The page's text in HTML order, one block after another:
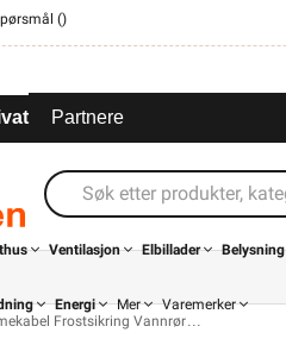
()
Partnere
Ventilasjon Elbillader Belysning
Energi Mer
Varemerker
Frostsikring Vannrør